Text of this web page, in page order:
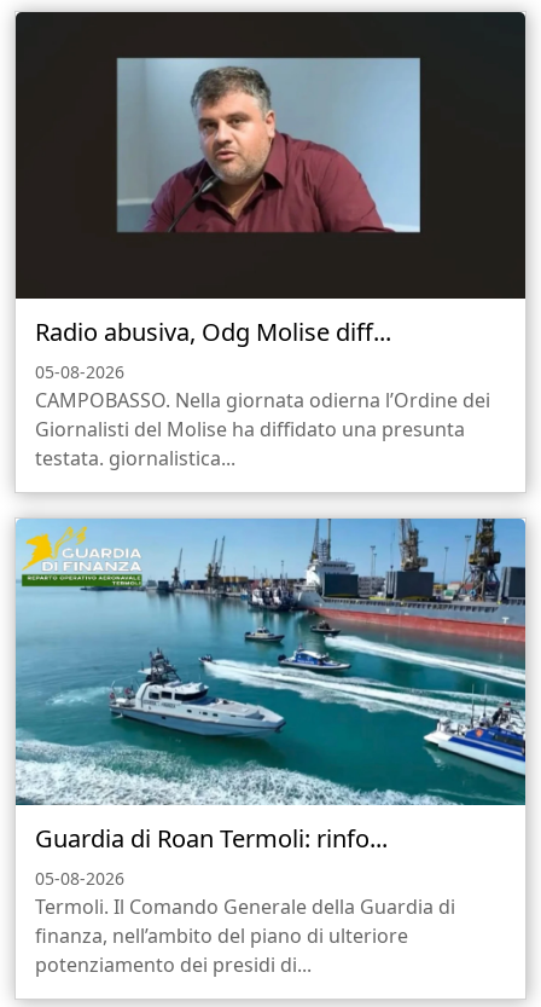
Radio abusiva, Odg Molise diff...
05-08-2026
CAMPOBASSO. Nella giornata odierna l’Ordine dei
Giornalisti del Molise ha diffidato una presunta
testata. giornalistica...
Guardia di Roan Termoli: rinfo...
05-08-2026
Termoli. Il Comando Generale della Guardia di
finanza, nell’ambito del piano di ulteriore
potenziamento dei presidi di...